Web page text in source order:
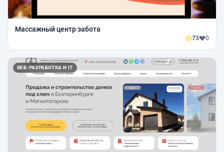
Массажный центр забота
73 0
ВЕБ-РАЗРАБОТКА И IT